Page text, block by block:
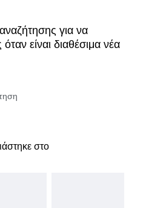
για να
είναι διαθέσιμα νέα
στο